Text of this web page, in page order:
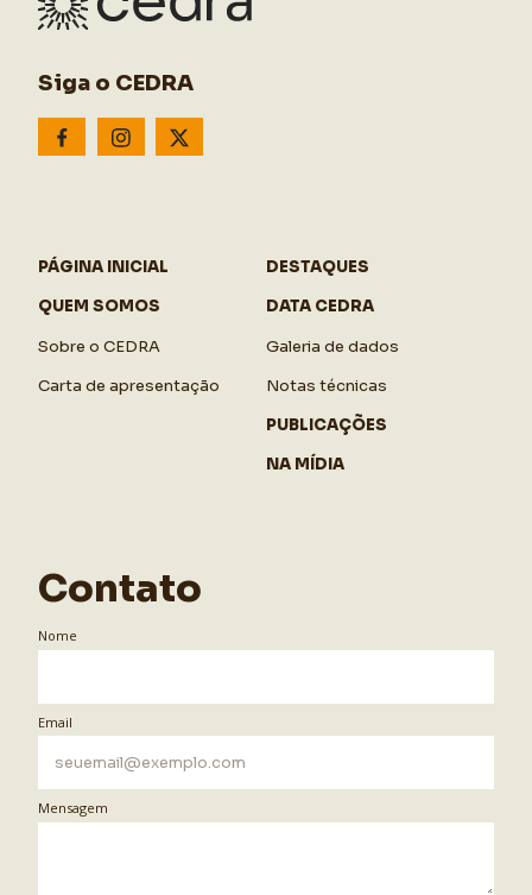
Siga o CEDRA
PÁGINA INICIAL
QUEM SOMOS
Sobre o CEDRA
Carta de apresentação
DESTAQUES
DATA CEDRA
Galeria de dados
Notas técnicas
PUBLICAÇÕES
NA MÍDIA
Contato
Nome
Email
Mensagem